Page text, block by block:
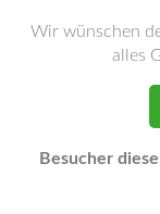
Wir wünschen
alles
Besucher